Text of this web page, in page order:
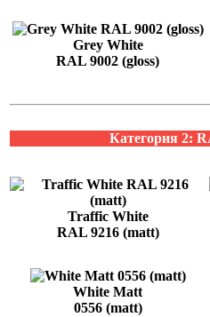
Grey White
RAL 9002 (gloss)
Категория 2:
Traffic White
RAL 9216 (matt)
White Matt
0556 (matt)